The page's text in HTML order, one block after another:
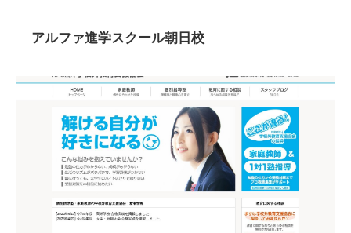
アルファ進学スクール朝日校